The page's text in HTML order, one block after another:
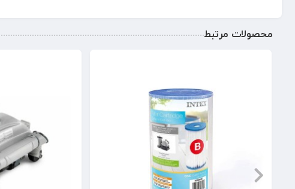
محصولات مرتبط